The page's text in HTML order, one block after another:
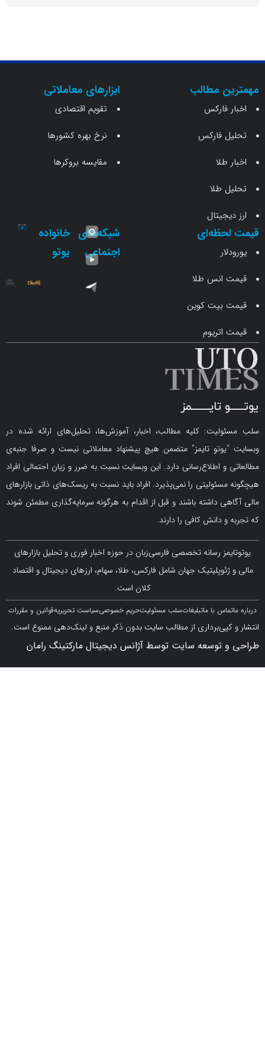
مطالب
فارکس
فارکس
ابزارهای معاملاتی
تقویم اقتصادی
نرخ بهره کشورها
مقایسه بروکرها
انس طلا
بیت کوین
شبکه‌های خانواده
یوتو
کلیه مطالب، اخبار، آموزش‌ها، تحلیل‌های ارائه شده در
تایمز” متضمن هیچ پیشنهاد معاملاتی نیست و صرفا جنبه‌ی
اطلاع‌رسانی دارد. این وبسایت نسبت به ضرر و زیان احتمالی افراد
را نمی‌پذیرد. افراد باید نسبت به ریسک‌های ذاتی بازارهای
داشته باشند و قبل از اقدام به هرگونه سرمایه‌گذاری مطمئن شوند
دانش کافی را دارند.
رسانه تخصصی فارسی‌زبان در حوزه اخبار فوری و تحلیل بازارهای
جهان شامل فارکس، طلا، سهام، ارزهای دیجیتال و اقتصاد
با ما تبلیغاتسلب مسئولیتحریم خصوصیسیاست تحریریهقوانین و مقررات
از مطالب سایت بدون ذکر منبع و لینک‌دهی ممنوع است.
سایت توسط آژانس دیجیتال مارکتینگ رامان